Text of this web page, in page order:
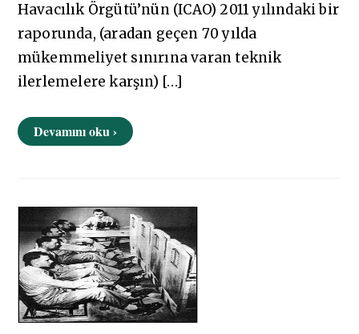
Havacılık Örgütü’nün (ICAO) 2011 yılındaki bir
raporunda, (aradan geçen 70 yılda
mükemmeliyet sınırına varan teknik
ilerlemelere karşın) […]
Devamını oku ›